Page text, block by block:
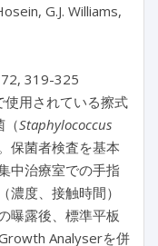
G.J. Williams,
319-325
用されている擦式
（Staphylococcus
保菌者検査を基本
中治療室での手指
度、接触時間）
曝露後、標準平板
Analyserを併